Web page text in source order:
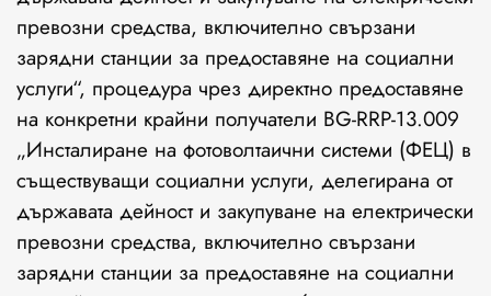
превозни средства, включително свързани
зарядни станции за предоставяне на социални
услуги“, процедура чрез директно предоставяне
на конкретни крайни получатели BG-RRP-13.009
„Инсталиране на фотоволтаични системи (ФЕЦ) в
съществуващи социални услуги, делегирана от
държавата дейност и закупуване на електрически
превозни средства, включително свързани
зарядни станции за предоставяне на социални